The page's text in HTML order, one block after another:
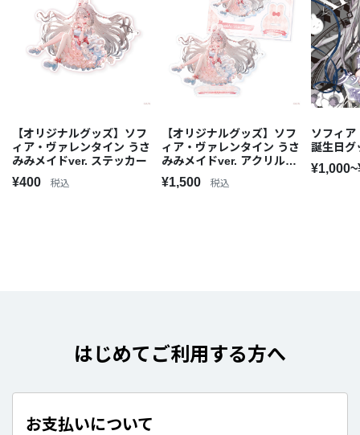
【オリジナルグッズ】ソフ
ィア・ヴァレンタイン うさ
みみメイドver. ステッカー
¥400 税込
【オリジナルグッズ】ソフ
ィア・ヴァレンタイン うさ
みみメイドver. アクリルス
タンド
¥1,500 税込
ソフィア
誕生日グ
はじめてご利用する方へ
お支払いについて